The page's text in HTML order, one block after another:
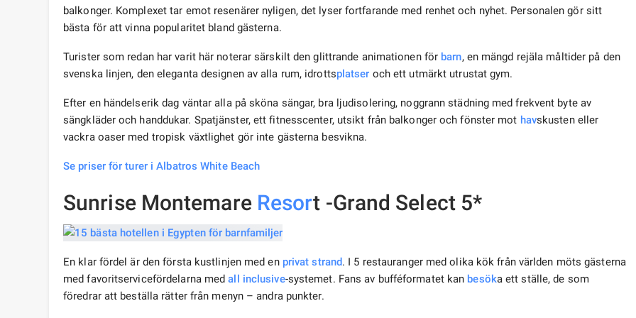
balkonger. Komplexet tar emot resenärer nyligen, det lyser fortfarande med renhet och nyhet. Personalen gör sitt
bästa för att vinna popularitet bland gästerna.
Turister som redan har varit här noterar särskilt den glittrande animationen för barn, en mängd rejäla måltider på den
svenska linjen, den eleganta designen av alla rum, idrottsplatser och ett utmärkt utrustat gym.
Efter en händelserik dag väntar alla på sköna sängar, bra ljudisolering, noggrann städning med frekvent byte av
sängkläder och handdukar. Spatjänster, ett fitnesscenter, utsikt från balkonger och fönster mot havskusten eller
vackra oaser med tropisk växtlighet gör inte gästerna besvikna.
Se priser för turer i Albatros White Beach
Sunrise Montemare Resort -Grand Select 5*
En klar fördel är den första kustlinjen med en privat strand. I 5 restauranger med olika kök från världen möts gästerna
med favoritservicefördelarna medall inclusive-systemet. Fans av bufféformatet kan besöka ett ställe, de som
föredrar att beställa rätter från menyn – andra punkter.